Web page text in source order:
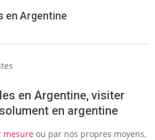
en Argentine
en Argentine, visiter
en argentine
mesure ou par nos propres moyens,